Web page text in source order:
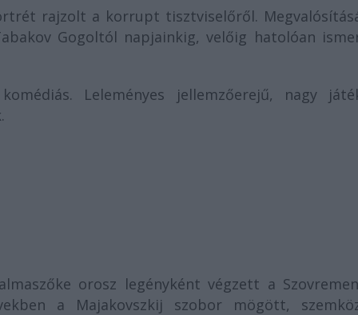
rajzolt a korrupt tisztviselőről.
Gogoltól napjainkig, velőig hatolóan
Leleményes jellemzőerejű, nagy
orosz legényként végzett a
a Majakovszkij szobor mögött,